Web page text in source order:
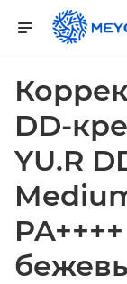
DD-
YU.R